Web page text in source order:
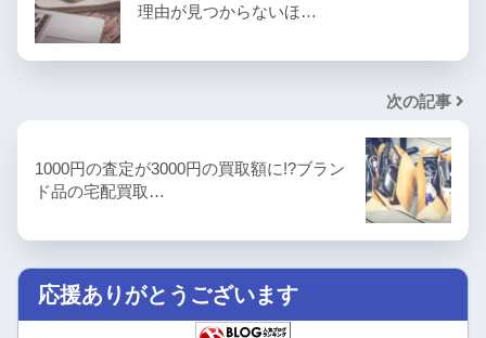
理由が見つからないほ…
次の記事
1000円の査定が3000円の買取額に!?ブラン
ド品の宅配買取…
応援ありがとうございます